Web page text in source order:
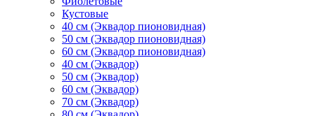
Кустовые
40 см (Эквадор пионовидная)
50 см (Эквадор пионовидная)
60 см (Эквадор пионовидная)
40 см (Эквадор)
50 см (Эквадор)
60 см (Эквадор)
70 см (Эквадор)